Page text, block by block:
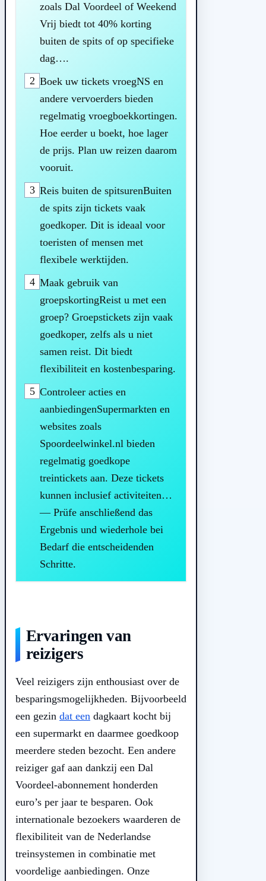
zoals Dal Voordeel of Weekend
Vrij biedt tot 40% korting
buiten de spits of op specifieke
dag….
2 Boek uw tickets vroegNS en
andere vervoerders bieden
regelmatig vroegboekkortingen.
Hoe eerder u boekt, hoe lager
de prijs. Plan uw reizen daarom
vooruit.
3 Reis buiten de spitsurenBuiten
de spits zijn tickets vaak
goedkoper. Dit is ideaal voor
toeristen of mensen met
flexibele werktijden.
4 Maak gebruik van
groepskortingReist u met een
groep? Groepstickets zijn vaak
goedkoper, zelfs als u niet
samen reist. Dit biedt
flexibiliteit en kostenbesparing.
5 Controleer acties en
aanbiedingenSupermarkten en
websites zoals
Spoordeelwinkel.nl bieden
regelmatig goedkope
treintickets aan. Deze tickets
kunnen inclusief activiteiten…
— Prüfe anschließend das
Ergebnis und wiederhole bei
Bedarf die entscheidenden
Schritte.
Ervaringen van
reizigers
Veel reizigers zijn enthousiast over de
besparingsmogelijkheden. Bijvoorbeeld
een gezin dat een dagkaart kocht bij
een supermarkt en daarmee goedkoop
meerdere steden bezocht. Een andere
reiziger gaf aan dankzij een Dal
Voordeel-abonnement honderden
euro’s per jaar te besparen. Ook
internationale bezoekers waarderen de
flexibiliteit van de Nederlandse
treinsystemen in combinatie met
voordelige aanbiedingen. Onze